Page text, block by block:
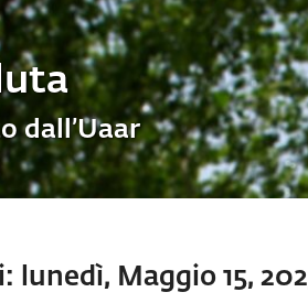
dall’Uaar
lunedì, Maggio 15,